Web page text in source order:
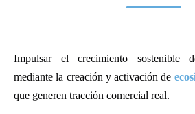
Impulsar el crecimiento sostenible
mediante la creación y activación de
que generen tracción comercial real.